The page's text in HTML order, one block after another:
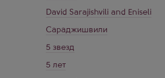
David Sarajishvili and Eniseli
Сараджишвили
5 звезд
5 лет